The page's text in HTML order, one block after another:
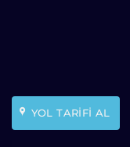
YOL TARİFİ AL